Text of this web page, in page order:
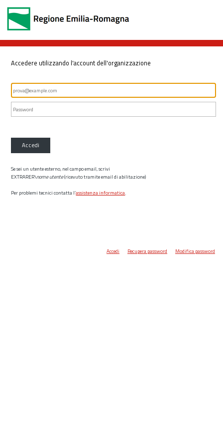
Accedere utilizzando l'account dell'organizzazione
Accedi
Se sei un utente esterno, nel campo email, scrivi
EXTRARER\nome utente(ricevuto tramite email di abilitazione)
Per problemi tecnici contatta l’assistenza informatica.
Accedi Recupera password Modifica password